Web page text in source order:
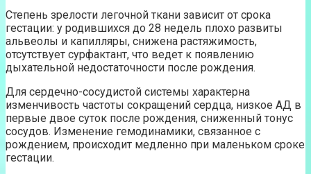
Степень зрелости легочной ткани зависит от срока
гестации: у родившихся до 28 недель плохо развиты
альвеолы и капилляры, снижена растяжимость,
отсутствует сурфактант, что ведет к появлению
дыхательной недостаточности после рождения.
Для сердечно-сосудистой системы характерна
изменчивость частоты сокращений сердца, низкое АД в
первые двое суток после рождения, сниженный тонус
сосудов. Изменение гемодинамики, связанное с
рождением, происходит медленно при маленьком сроке
гестации.